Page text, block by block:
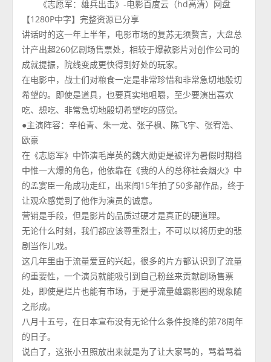
《志愿军：雄兵出击》-电影百度云（hd高清）网盘
【1280P中字】完整资源已分享
讲话时的这一年上半年，电影市场的复苏无须赘言，大盘总
计产出超260亿剧场售票处，相较于爆款影片对创作公司的
成就提振，院线变成更快得到好处的玩家。
在电影中，战士们对粮食一定是非常珍惜和非常急切地殷切
希望的。即使是道具，也要真实地咀嚼，至少要演出喜欢
吃、想吃、非常急切地殷切希望吃的感觉。
●主演阵容：辛柏青、朱一龙、张子枫、陈飞宇、张宥浩、
欧豪
在《志愿军》中饰演毛岸英的魏大勋更是被评为暑假时期档
中惟一大爆的角色，他依靠在《我的人的总称社会烟火》中
的孟宴臣一角成功走红，出来闯15年拍了50多部作品，终于
让观众感觉到了他作为演员的诚意。
营销是手段，但是影片的品质过硬才是真正的硬道理。
无论什么时刻，我们都应该尊重烈士，不可以以将历史的悲
剧当作儿戏。
这几年里由于流量爱豆的兴起，很多的片方都认识到了流量
的重要性，一个演员就能吸引到自己粉丝来贡献剧场售票
处，即使是烂片也能有市场，于是乎流量雄霸影圈的现象随
之形成。
八月十五号，在日本宣布没有无论什么条件投降的第78周年
的日子。
说白了，这张小丑照放出来就是为了让大家骂的，骂着骂着